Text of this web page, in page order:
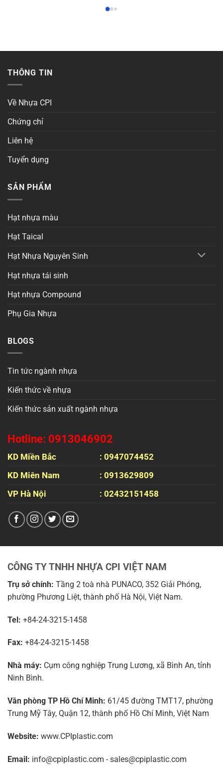
THÔNG TIN
Về Nhựa CPI
Chứng chỉ
Liên hệ
Tuyển dụng
SẢN PHẨM
Hạt nhựa màu
Hạt Taical
Hạt Nhựa Nguyên Sinh
Hạt nhựa tái sinh
Hạt nhựa Compound
Phụ Gia Nhựa
BLOGS
Tin tức ngành nhựa
Kiến thức về nhựa
Kiến thức sản xuất ngành nhựa
Hotline: 0913046902
KD Miền Bắc
: 0947074452
KD Miên Nam
: 0913629809
VP Hà Nội
: 02432151458
CÔNG TY TNHH NHỰA CPI VIỆT NAM
Trụ sở chính: Tầng 2 toà nhà PUNACO, 352 Giải Phóng,
phường Phương Liệt, thành phố Hà Nội, Việt Nam.
Tel: +84-24-3215-1458
Fax: +84-24-3215-1458
Nhà máy: Cụm công nghiệp Trung Lương, xã Bình An, tỉnh
Ninh Bình.
Văn phòng TP Hồ Chí Minh: 61/45 đường TMT17, phường
Trung Mỹ Tây, Quận 12, thành phố Hồ Chí Minh, Việt Nam
Website: www.CPIplastic.com
Email: info@cpiplastic.com - sales@cpiplastic.com